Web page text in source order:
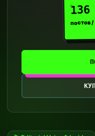
136
постов